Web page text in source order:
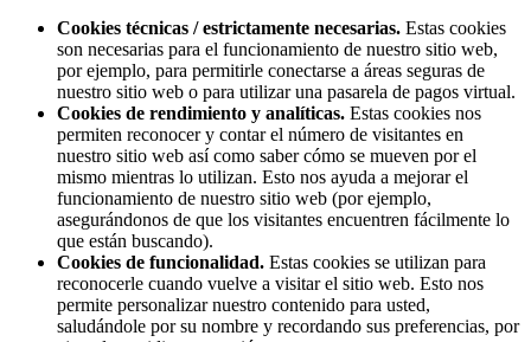
Cookies técnicas / estrictamente necesarias. Estas cookies
son necesarias para el funcionamiento de nuestro sitio web,
por ejemplo, para permitirle conectarse a áreas seguras de
nuestro sitio web o para utilizar una pasarela de pagos virtual.
Cookies de rendimiento y analíticas. Estas cookies nos
permiten reconocer y contar el número de visitantes en
nuestro sitio web así como saber cómo se mueven por el
mismo mientras lo utilizan. Esto nos ayuda a mejorar el
funcionamiento de nuestro sitio web (por ejemplo,
asegurándonos de que los visitantes encuentren fácilmente lo
que están buscando).
Cookies de funcionalidad. Estas cookies se utilizan para
reconocerle cuando vuelve a visitar el sitio web. Esto nos
permite personalizar nuestro contenido para usted,
saludándole por su nombre y recordando sus preferencias, por